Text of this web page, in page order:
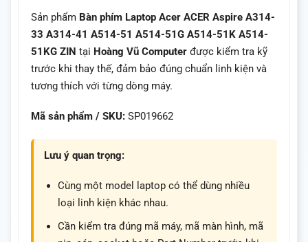
Sản phẩm Bàn phím Laptop Acer ACER Aspire A314-
33 A314-41 A514-51 A514-51G A514-51K A514-
51KG ZIN tại Hoàng Vũ Computer được kiểm tra kỹ
trước khi thay thế, đảm bảo đúng chuẩn linh kiện và
tương thích với từng dòng máy.
Mã sản phẩm / SKU: SP019662
Lưu ý quan trọng:
Cùng một model laptop có thể dùng nhiều
loại linh kiện khác nhau.
Cần kiểm tra đúng mã máy, mã màn hình, mã